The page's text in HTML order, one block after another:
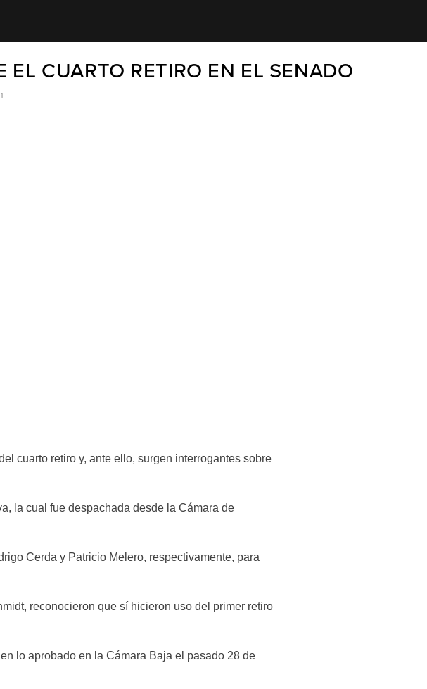
CUARTO RETIRO EN EL SENADO
cuarto retiro y, ante ello, surgen interrogantes sobre
la cual fue despachada desde la Cámara de
Cerda y Patricio Melero, respectivamente, para
reconocieron que sí hicieron uso del primer retiro
lo aprobado en la Cámara Baja el pasado 28 de